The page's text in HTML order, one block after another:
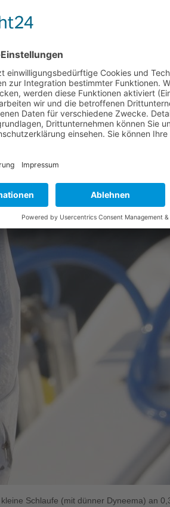
Schlaufe (mit dünner Dyneema) an